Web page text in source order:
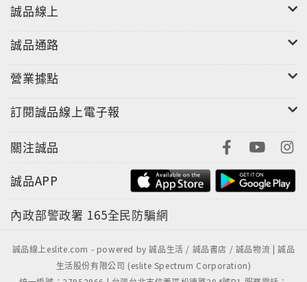
誠品線上
誠品通路
營業據點
訂閱誠品線上電子報
關注誠品
誠品APP
內政部警政署 165全民防騙網
誠品線上eslite.com - powered by 誠品生活 / 誠品書店 / 誠品物流 | 誠品
生活股份有限公司 (eslite Spectrum Corporation)